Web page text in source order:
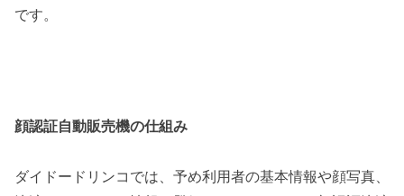
です。
顔認証自動販売機の仕組み
ダイドードリンコでは、予め利用者の基本情報や顔写真、